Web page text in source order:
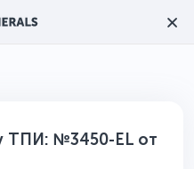
ТПИ: №3450-EL от